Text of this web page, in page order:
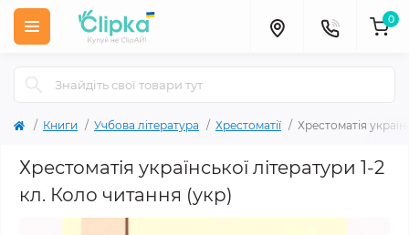
0
Книги Учбова література Хрестоматії Хрестоматія
Хрестоматія української літератури 1-2
кл. Коло читання (укр)